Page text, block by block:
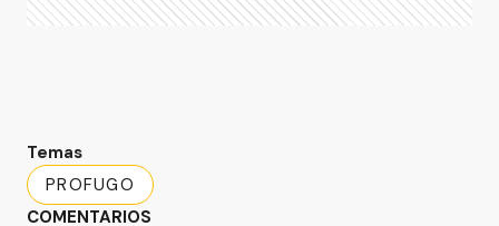
Temas
PROFUGO
COMENTARIOS